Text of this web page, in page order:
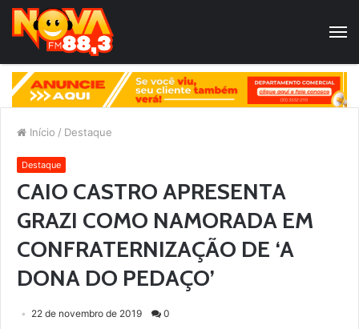
Início / Destaque
Destaque
CAIO CASTRO APRESENTA
GRAZI COMO NAMORADA EM
CONFRATERNIZAÇÃO DE ‘A
DONA DO PEDAÇO’
22 de novembro de 2019 0